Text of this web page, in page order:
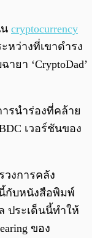
cryptocurrency
หว่างที่เขาดำรง
ยา ‘CryptoDad’
ารนำร่องที่คล้าย
เวอร์ชันของ
วงการคลัง
กับหนังสือพิมพ์
ประเด็นนี้ทำให้
ของ